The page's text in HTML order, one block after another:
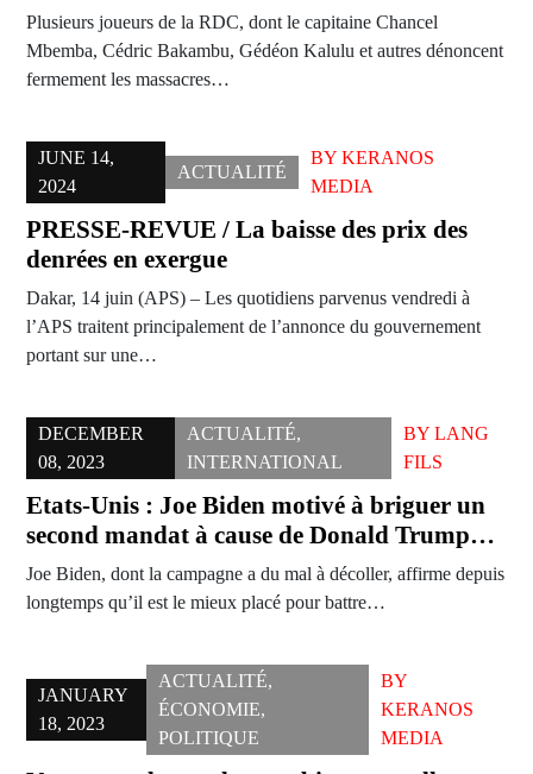
Plusieurs joueurs de la RDC, dont le capitaine Chancel
Mbemba, Cédric Bakambu, Gédéon Kalulu et autres dénoncent
fermement les massacres…
JUNE 14,
2024
ACTUALITÉ
BY KERANOS
MEDIA
PRESSE-REVUE / La baisse des prix des
denrées en exergue
Dakar, 14 juin (APS) – Les quotidiens parvenus vendredi à
l’APS traitent principalement de l’annonce du gouvernement
portant sur une…
DECEMBER
08, 2023
ACTUALITÉ,
INTERNATIONAL
BYLANG
FILS
Etats-Unis : Joe Biden motivé à briguer un
second mandat à cause de Donald Trump…
Joe Biden, dont la campagne a du mal à décoller, affirme depuis
longtemps qu’il est le mieux placé pour battre…
JANUARY
18, 2023
ACTUALITÉ,
ÉCONOMIE,
POLITIQUE
BY
KERANOS
MEDIA